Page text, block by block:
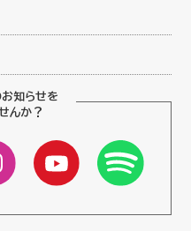
知らせを
んか？